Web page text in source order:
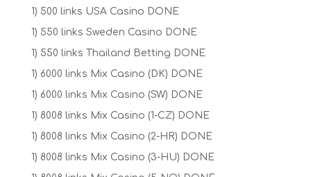
1) 500 links USA Casino DONE
1) 550 links Sweden Casino DONE
1) 550 links Thailand Betting DONE
1) 6000 links Mix Casino (DK) DONE
1) 6000 links Mix Casino (SW) DONE
1) 8008 links Mix Casino (1-CZ) DONE
1) 8008 links Mix Casino (2-HR) DONE
1) 8008 links Mix Casino (3-HU) DONE